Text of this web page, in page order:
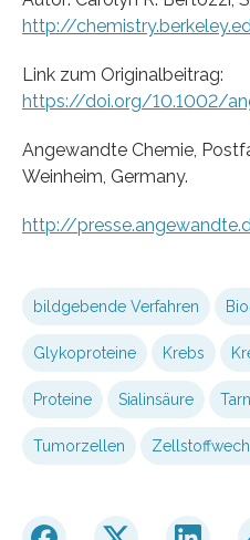
http://
Link zum Originalbeitrag:
https://doi.org/10.1002/
Angewandte Chemie,
Weinheim, Germany.
http://
bildgebende Verfahren
Glykoproteine Krebs
Proteine Sialinsäure
Tumorzellen